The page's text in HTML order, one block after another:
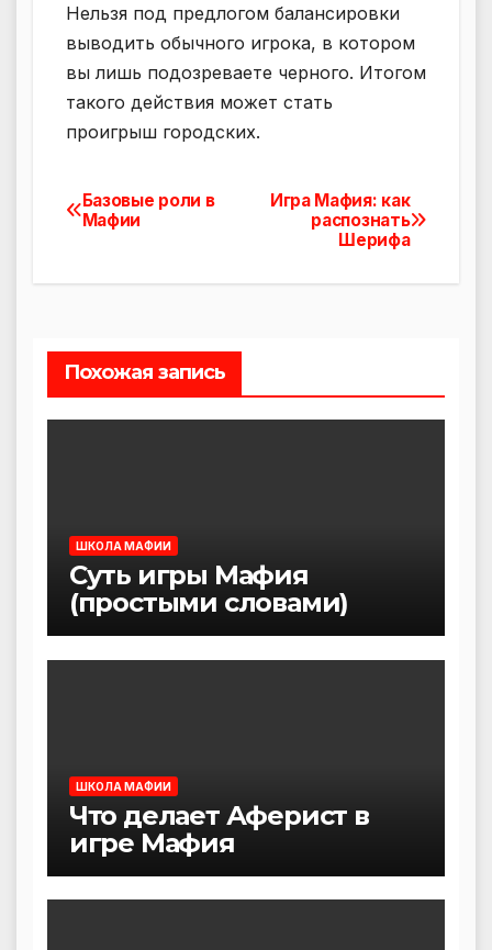
Нельзя под предлогом балансировки
выводить обычного игрока, в котором
вы лишь подозреваете черного. Итогом
такого действия может стать
проигрыш городских.
Навигация
Игра Мафия: как
распознать
Шерифа
Базовые роли в
Мафии
Похожая запись
ШКОЛА МАФИИ
Суть игры Мафия
(простыми словами)
ШКОЛА МАФИИ
Что делает Аферист в
игре Мафия